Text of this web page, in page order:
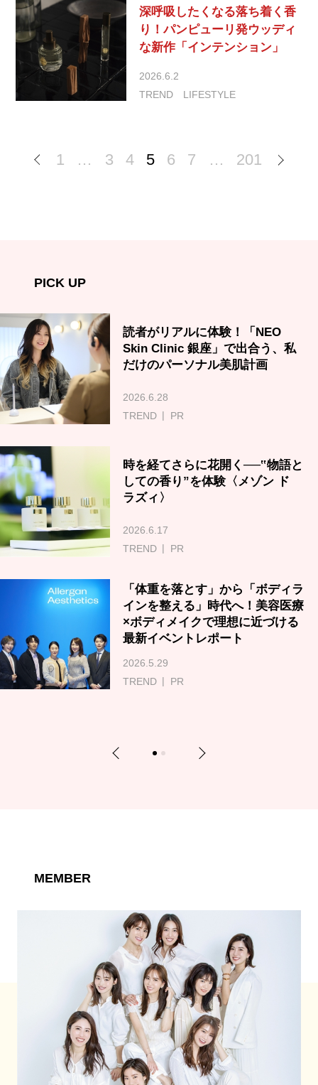
深呼吸したくなる落ち着く香
り！パンピューリ発ウッディ
な新作「インテンション」
2026.6.2
TREND
LIFESTYLE
1 … 3 4 5 6 7 … 201
PICK UP
読者がリアルに体験！「NEO
Skin Clinic 銀座」で出合う、私
だけのパーソナル美肌計画
2026.6.28
TREND
PR
時を経てさらに花開く──‟物語と
しての香り”を体験〈メゾン ド
ラズィ〉
2026.6.17
TREND
PR
「体重を落とす」から「ボディラ
インを整える」時代へ！美容医療
×ボディメイクで理想に近づける
最新イベントレポート
2026.5.29
TREND
PR
Previous 1 2 Next
MEMBER